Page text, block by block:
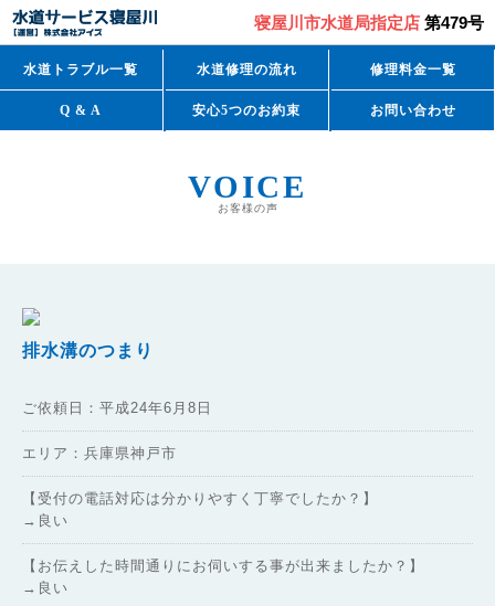
寝屋川市水道局指定店 第479号
水道トラブル一覧 水道修理の流れ 修理料金一覧
Q & A 安心5つのお約束 お問い合わせ
VOICE
お客様の声
排水溝のつまり
ご依頼日：平成24年6月8日
エリア：兵庫県神戸市
【受付の電話対応は分かりやすく丁寧でしたか？】
→良い
【お伝えした時間通りにお伺いする事が出来ましたか？】
→良い